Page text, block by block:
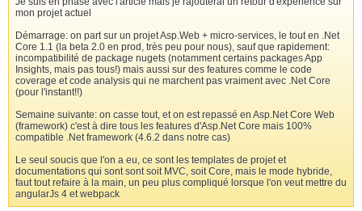
mon projet actuel
Démarrage: on part sur un projet Asp.Web + micro-services, le tout en .Net
Core 1.1 (la beta 2.0 en prod, très peu pour nous), sauf que rapidement:
incompatibilité de package nugets (notamment certains packages App
Insights, mais pas tous!) mais aussi sur des features comme le code
coverage et code analysis qui ne marchent pas vraiment avec .Net Core
(pour l'instant!!)
Semaine suivante: on casse tout, et on est repassé en Asp.Net Core Web
(framework) c'est à dire tous les features d'Asp.Net Core mais 100%
compatible .Net framework (4.6.2 dans notre cas)
Le seul soucis que l'on a eu, ce sont les templates de projet et
documentations qui sont sont soit MVC, soit Core, mais le mode hybride,
faut tout refaire à la main, un peu plus compliqué lorsque l'on veut mettre du
angularJs 4 et webpack